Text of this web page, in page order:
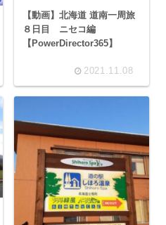
【動画】北海道 道南一周旅
８日目 ニセコ編
【PowerDirector365】
2021.11.08